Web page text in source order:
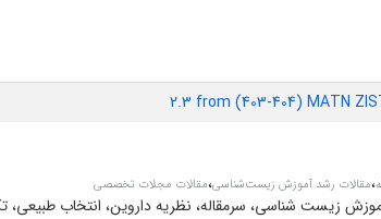
2.3 from (403-404) MATN
،مقالات رشد آموزش زیست‌شناسی،مقالات مجلات تخصصی
زیست شناسی، سرمقاله، نظریه داروین، انتخاب طبیعی،